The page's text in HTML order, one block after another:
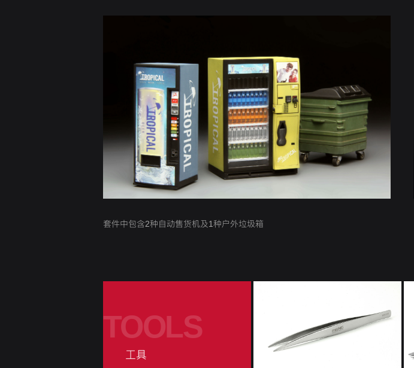
套件中包含2种自动售货机及1种户外垃圾箱
TOOLS
工具